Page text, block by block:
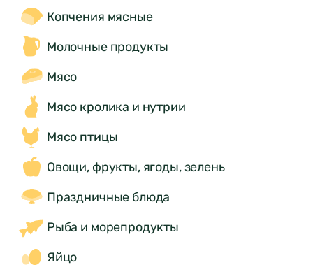
Копчения мясные
Молочные продукты
Мясо
Мясо кролика и нутрии
Мясо птицы
Овощи, фрукты, ягоды, зелень
Праздничные блюда
Рыба и морепродукты
Яйцо